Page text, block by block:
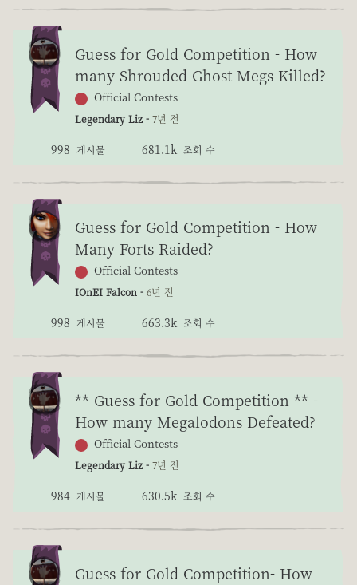
Guess for Gold Competition - How
many Shrouded Ghost Megs Killed?
Official Contests
Legendary Liz - 7년 전
998 게시물 681.1k 조회 수
Guess for Gold Competition - How
Many Forts Raided?
Official Contests
IOnEI Falcon - 6년 전
998 게시물 663.3k 조회 수
** Guess for Gold Competition ** -
How many Megalodons Defeated?
Official Contests
Legendary Liz - 7년 전
984 게시물 630.5k 조회 수
Guess for Gold Competition- How